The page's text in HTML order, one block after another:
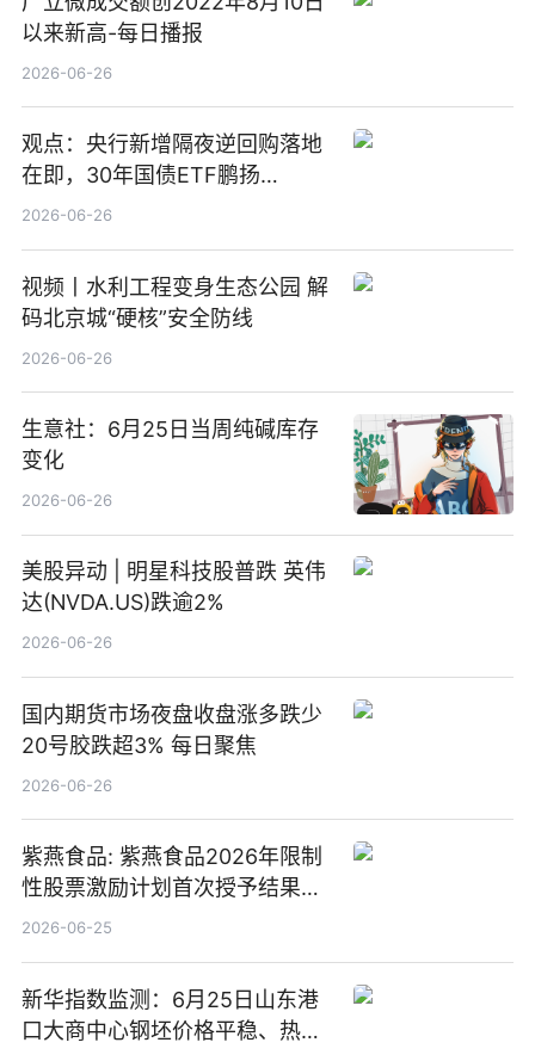
以来新高-每日播报
2026-06-26
观点：央行新增隔夜逆回购落地
在即，30年国债ETF鹏扬
(511090) 盘中小幅上涨
2026-06-26
视频丨水利工程变身生态公园 解
码北京城“硬核”安全防线
2026-06-26
生意社：6月25日当周纯碱库存
变化
2026-06-26
美股异动 | 明星科技股普跌 英伟
达(NVDA.US)跌逾2%
2026-06-26
国内期货市场夜盘收盘涨多跌少
20号胶跌超3% 每日聚焦
2026-06-26
紫燕食品: 紫燕食品2026年限制
性股票激励计划首次授予结果公
告-微资讯
2026-06-25
新华指数监测：6月25日山东港
口大商中心钢坯价格平稳、热轧